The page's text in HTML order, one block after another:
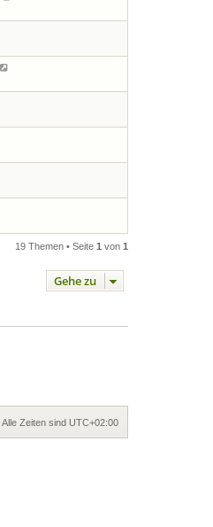
19 Themen • Seite 1 von 1
Gehe zu
Alle Zeiten sind UTC+02:00